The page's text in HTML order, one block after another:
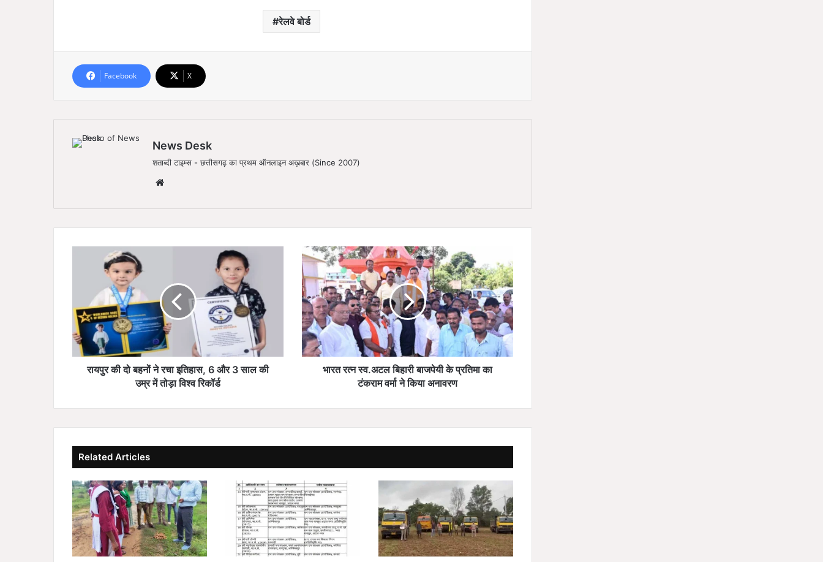
रेलवे बोर्ड
Facebook X
News Desk
शताब्दी टाइम्स - छत्तीसगढ़ का प्रथम ऑनलाइन अख़बार (Since 2007)
te
दो
ब
ह
नों
इ
स
6
औ
र
3
सा
ल
की
रायपुर की दो बहनों ने रचा इतिहास, 6 और 3 साल की
उम्र में तोड़ा विश्व रिकॉर्ड
भा
र
त
र
त्न
स्व
.
अ
ट
री
पे
के
प्र
ति
मा
का
टं
क
भारत रत्न स्व.अटल बिहारी बाजपेयी के प्रतिमा का
टंकराम वर्मा ने किया अनावरण
Related Articles